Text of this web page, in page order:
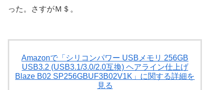
った。さすがＭ＄。
Amazonで「シリコンパワー USBメモリ 256GB
USB3.2 (USB3.1/3.0/2.0互換) ヘアライン仕上げ
Blaze B02 SP256GBUF3B02V1K」に関する詳細を
見る